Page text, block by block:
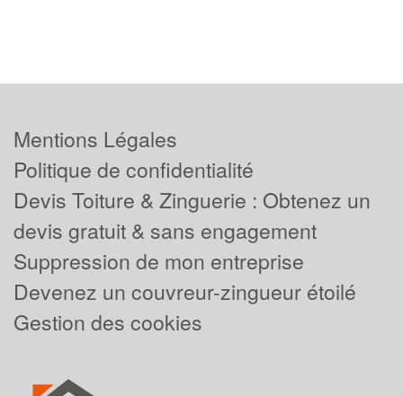
Mentions Légales
Politique de confidentialité
Devis Toiture & Zinguerie : Obtenez un
devis gratuit & sans engagement
Suppression de mon entreprise
Devenez un couvreur-zingueur étoilé
Gestion des cookies